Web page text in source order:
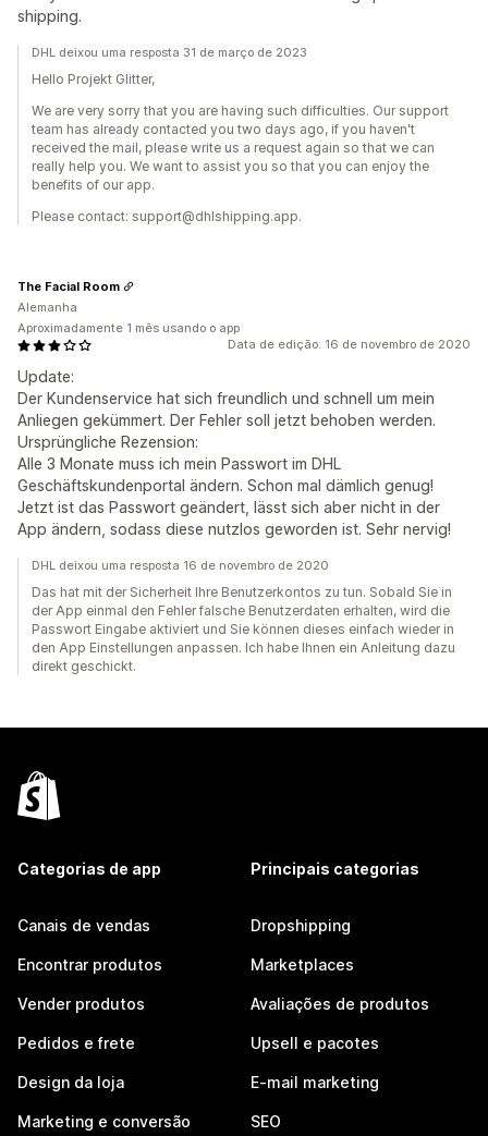
shipping.
DHL deixou uma resposta 31 de março de 2023
Hello Projekt Glitter,
We are very sorry that you are having such difficulties. Our support
team has already contacted you two days ago, if you haven't
received the mail, please write us a request again so that we can
really help you. We want to assist you so that you can enjoy the
benefits of our app.
Please contact: support@dhlshipping.app.
Data de edição: 16 de novembro de 2020
Update:
Der Kundenservice hat sich freundlich und schnell um mein
Anliegen gekümmert. Der Fehler soll jetzt behoben werden.
Ursprüngliche Rezension:
Alle 3 Monate muss ich mein Passwort im DHL
Geschäftskundenportal ändern. Schon mal dämlich genug!
Jetzt ist das Passwort geändert, lässt sich aber nicht in der
App ändern, sodass diese nutzlos geworden ist. Sehr nervig!
The Facial Room
Alemanha
Aproximadamente 1 mês usando o app
DHL deixou uma resposta 16 de novembro de 2020
Das hat mit der Sicherheit Ihre Benutzerkontos zu tun. Sobald Sie in
der App einmal den Fehler falsche Benutzerdaten erhalten, wird die
Passwort Eingabe aktiviert und Sie können dieses einfach wieder in
den App Einstellungen anpassen. Ich habe Ihnen ein Anleitung dazu
direkt geschickt.
Categorias de app
Canais de vendas
Encontrar produtos
Vender produtos
Pedidos e frete
Design da loja
Marketing e conversão
Principais categorias
Dropshipping
Marketplaces
Avaliações de produtos
Upsell e pacotes
E-mail marketing
SEO